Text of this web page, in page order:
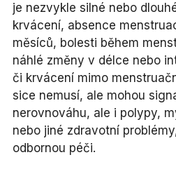
je nezvykle silné nebo
krvácení, absence
měsíců, bolesti během
náhlé změny v délce nebo
či krvácení mimo
sice nemusí, ale mohou
nerovnováhu, ale i polypy,
nebo jiné zdravotní
odbornou péči.